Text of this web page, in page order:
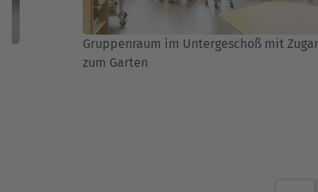
Gruppenraum im Untergeschoß mit
zum Garten